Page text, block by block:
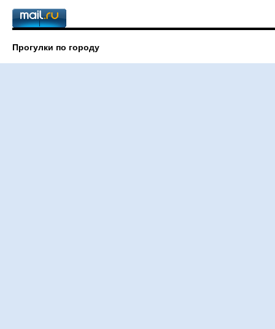
Прогулки по городу